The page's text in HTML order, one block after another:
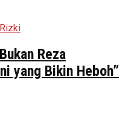
Reza
yang Bikin Heboh”